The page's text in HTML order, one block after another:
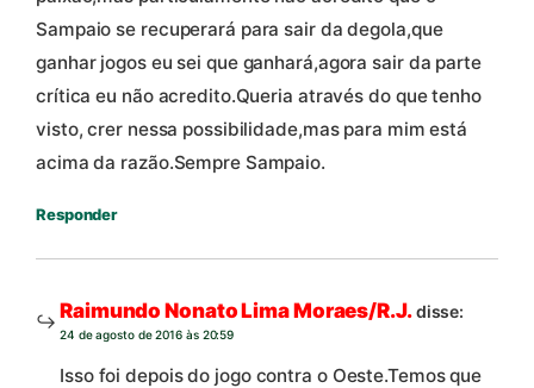
Sampaio se recuperará para sair da degola,que
ganhar jogos eu sei que ganhará,agora sair da parte
crítica eu não acredito.Queria através do que tenho
visto, crer nessa possibilidade,mas para mim está
acima da razão.Sempre Sampaio.
Responder
Raimundo Nonato Lima Moraes/R.J.disse:
24 de agosto de 2016 às 20:59
Isso foi depois do jogo contra o Oeste.Temos que